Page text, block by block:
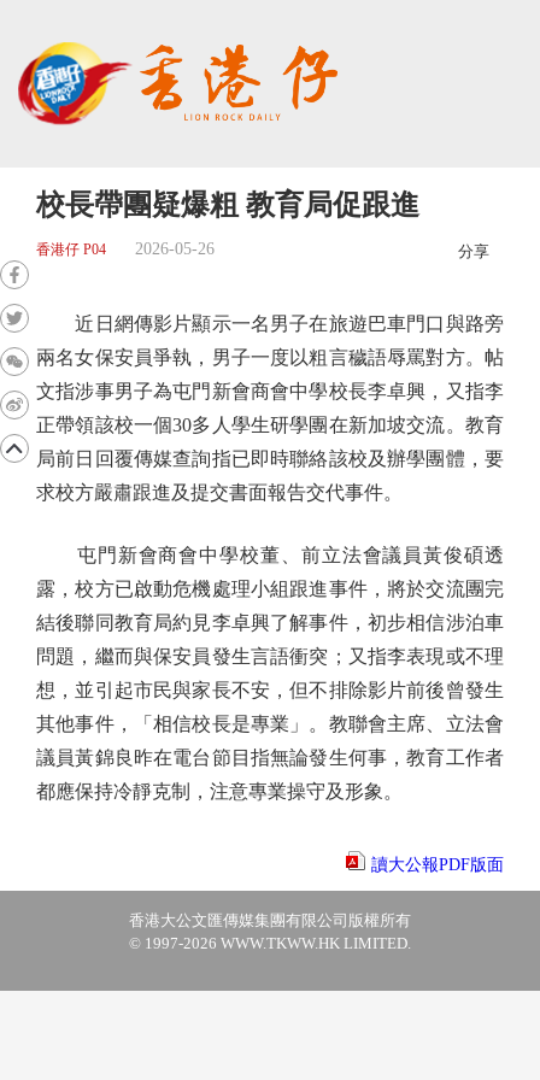
校長帶團疑爆粗 教育局促跟進
香港仔 P04 2026-05-26 分享
近日網傳影片顯示一名男子在旅遊巴車門口與路旁
兩名女保安員爭執，男子一度以粗言穢語辱罵對方。帖
文指涉事男子為屯門新會商會中學校長李卓興，又指李
正帶領該校一個30多人學生研學團在新加坡交流。教育
局前日回覆傳媒查詢指已即時聯絡該校及辦學團體，要
求校方嚴肅跟進及提交書面報告交代事件。
屯門新會商會中學校董、前立法會議員黃俊碩透
露，校方已啟動危機處理小組跟進事件，將於交流團完
結後聯同教育局約見李卓興了解事件，初步相信涉泊車
問題，繼而與保安員發生言語衝突；又指李表現或不理
想，並引起市民與家長不安，但不排除影片前後曾發生
其他事件，「相信校長是專業」。教聯會主席、立法會
議員黃錦良昨在電台節目指無論發生何事，教育工作者
都應保持冷靜克制，注意專業操守及形象。
讀大公報PDF版面
香港大公文匯傳媒集團有限公司版權所有
© 1997-2026 WWW.TKWW.HK LIMITED.